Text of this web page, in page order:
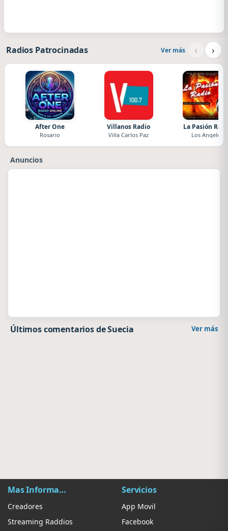
Radios Patrocinadas Ver más ‹ ›
After One
Rosario
Villanos Radio
Villa Carlos Paz
La Pasión
Los Angeles
Anuncios
Últimos comentarios de Suecia Ver más
Mas Información
Creadores
Streaming Raddios
Servicios
App Movil
Facebook